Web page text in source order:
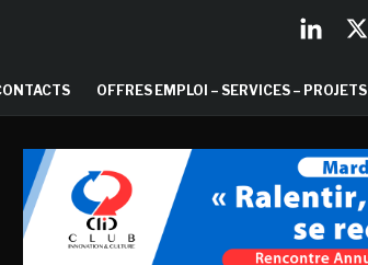
OFFRES EMPLOI – SERVICES – PROJETS